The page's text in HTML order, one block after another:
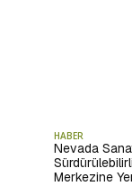
HABER
Nevada
Merkezine